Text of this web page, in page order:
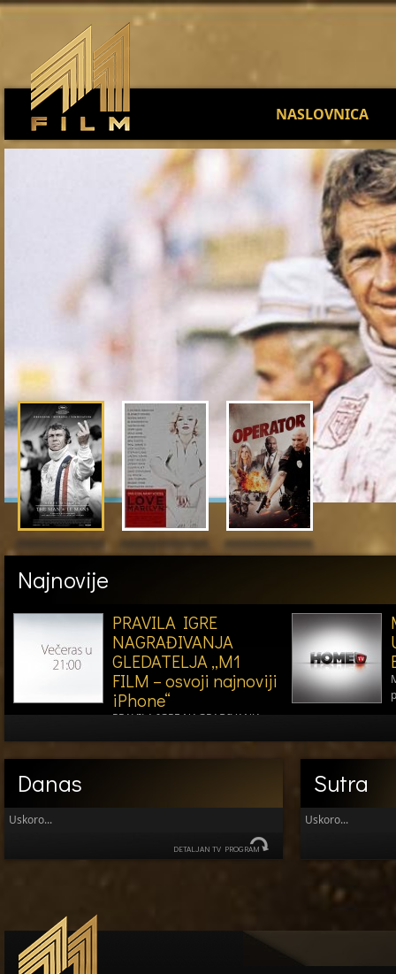
NASLOVNICA
Najnovije
PRAVILA IGRE
NAGRAĐIVANJA
GLEDATELJA „M1
FILM – osvoji najnoviji
iPhone“
PRAVILA IGRE NAGRAĐIVANJA
Danas
Uskoro...
DETALJAN TV PROGRAM
Sutra
Uskoro...